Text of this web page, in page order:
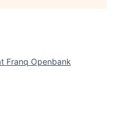
Franq Openbank